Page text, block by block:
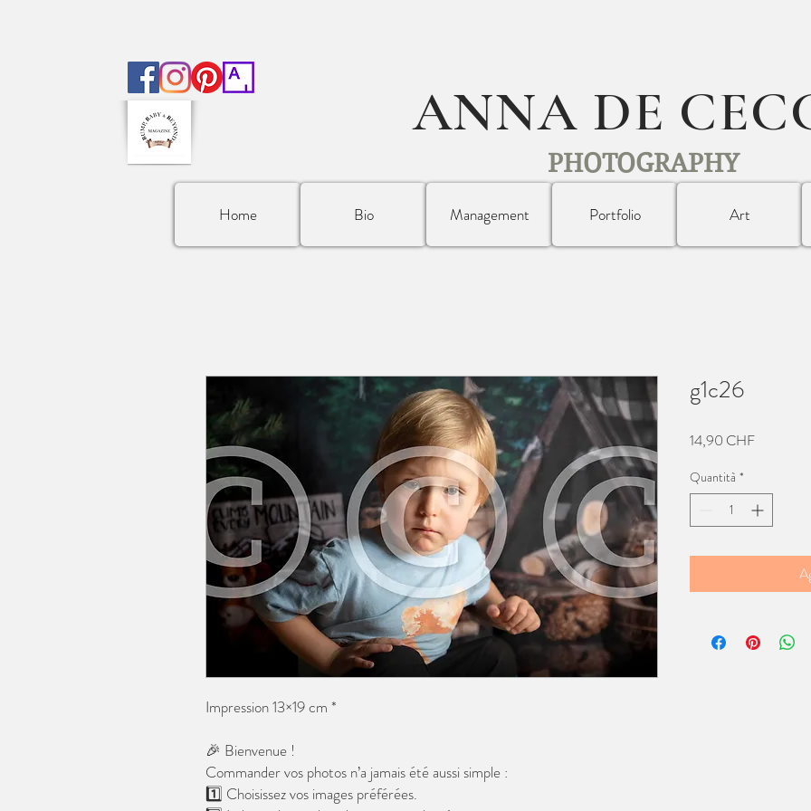
ANNA DE
PHOTOGRAPHY
Home Bio Management Portfolio Art
Impression 13×19 cm *
🎉 Bienvenue !
Commander vos photos n’a jamais été aussi simple :
1️⃣ Choisissez vos images préférées.
g1c26
14,90 CHFPrezzo
Quantità *